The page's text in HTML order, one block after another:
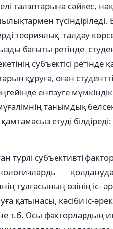
талаптарына сəйкес,
теориялық талдау
бағыты ретінде,
субъектісі ретінде
құруға, оған
енгізуге
танымдық
етуді
түрлі субъективті
тұлғасының өзінің іс-
қатынасы, кəсіби іс-
т.б. Осы факторлардың